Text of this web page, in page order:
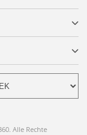
Alle Rechte